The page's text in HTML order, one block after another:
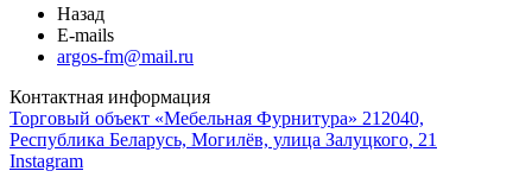
Назад
E-mails
argos-fm@mail.ru
Контактная информация
Торговый объект «Мебельная Фурнитура» 212040,
Республика Беларусь, Могилёв, улица Залуцкого, 21
Instagram